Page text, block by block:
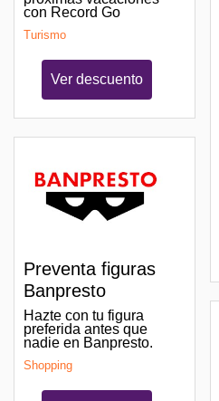
con Record Go
Turismo
Ver descuento
Preventa figuras
Banpresto
Hazte con tu figura
preferida antes que
nadie en Banpresto.
Shopping